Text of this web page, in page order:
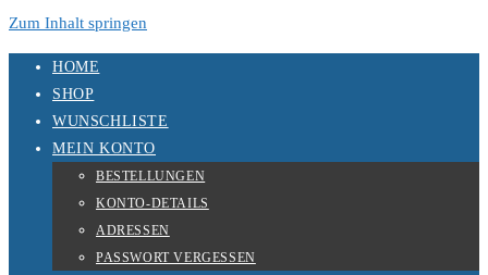
Zum Inhalt springen
HOME
SHOP
WUNSCHLISTE
MEIN KONTO
BESTELLUNGEN
KONTO-DETAILS
ADRESSEN
PASSWORT VERGESSEN